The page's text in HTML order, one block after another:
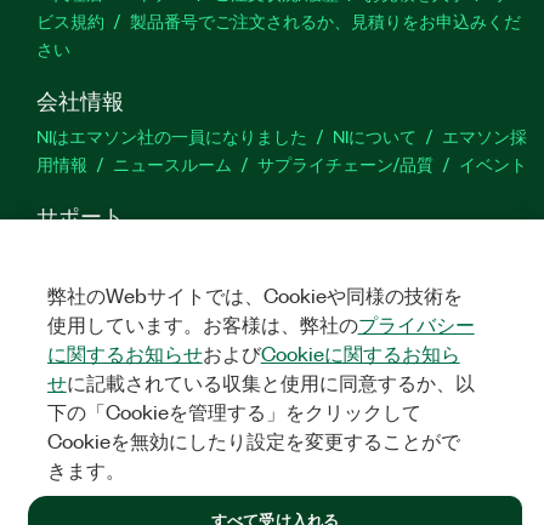
ビス規約
製品番号でご注文されるか、見積りをお申込みくだ
さい
会社情報
NIはエマソン社の一員になりました NIについて
エマソン採
用情報
ニュースルーム サプライチェーン/品質 イベント
サポート
するご意見
TwitterYouTube
©NATIONAL INSTRUMENTS CORP. ALL RIGHTS RESERVED.
弊社のWebサイトでは、Cookieや同様の技術を
使用しています。お客様は、弊社のプライバシー
に関するお知らせおよびCookieに関するお知ら
せに記載されている収集と使用に同意するか、以
下の「Cookieを管理する」をクリックして
Cookieを無効にしたり設定を変更することがで
きます。
すべて受け入れる